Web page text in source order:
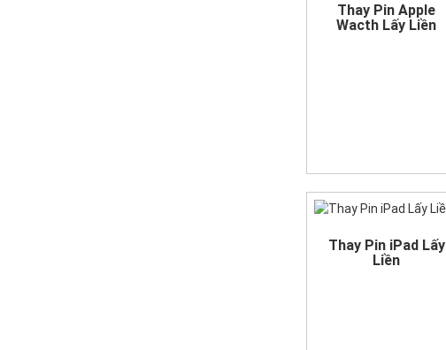
Thay Pin Apple
Wacth Lấy Liền
Thay Pin iPad Lấy
Liền